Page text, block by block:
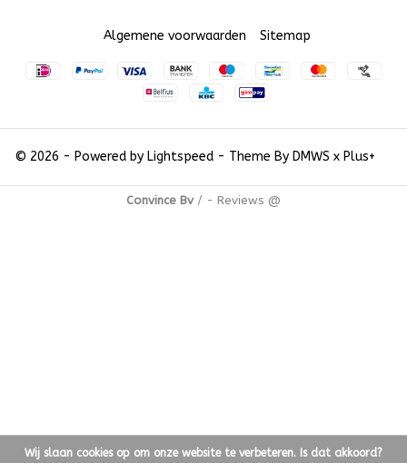
© 2026 - Powered by Lightspeed- Theme By DMWS x Plus+
Algemene voorwaarden Sitemap
Convince Bv/ - Reviews @
Wij slaan cookies op om onze website te verbeteren. Is dat akkoord?